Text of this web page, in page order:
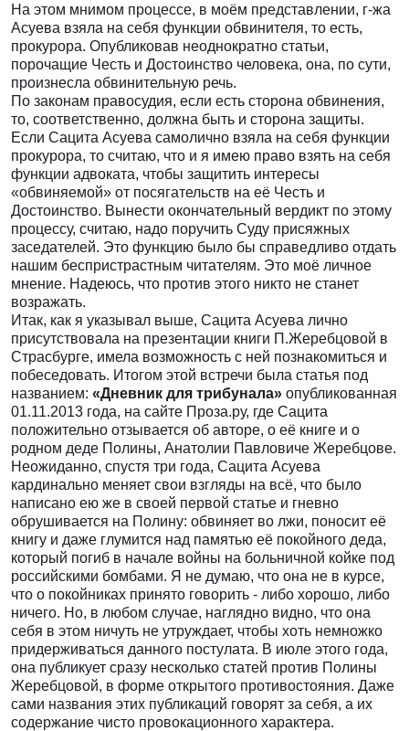
На этом мнимом процессе, в моём представлении, г-жа
Асуева взяла на себя функции обвинителя, то есть,
прокурора. Опубликовав неоднократно статьи,
порочащие Честь и Достоинство человека, она, по сути,
произнесла обвинительную речь.
По законам правосудия, если есть сторона обвинения,
то, соответственно, должна быть и сторона защиты.
Если Сацита Асуева самолично взяла на себя функции
прокурора, то считаю, что и я имею право взять на себя
функции адвоката, чтобы защитить интересы
«обвиняемой» от посягательств на её Честь и
Достоинство. Вынести окончательный вердикт по этому
процессу, считаю, надо поручить Суду присяжных
заседателей. Это функцию было бы справедливо отдать
нашим беспристрастным читателям. Это моё личное
мнение. Надеюсь, что против этого никто не станет
возражать.
Итак, как я указывал выше, Сацита Асуева лично
присутствовала на презентации книги П.Жеребцовой в
Страсбурге, имела возможность с ней познакомиться и
побеседовать. Итогом этой встречи была статья под
названием: «Дневник для трибунала» опубликованная
01.11.2013 года, на сайте Проза.ру, где Сацита
положительно отзывается об авторе, о её книге и о
родном деде Полины, Анатолии Павловиче Жеребцове.
Неожиданно, спустя три года, Сацита Асуева
кардинально меняет свои взгляды на всё, что было
написано ею же в своей первой статье и гневно
обрушивается на Полину: обвиняет во лжи, поносит её
книгу и даже глумится над памятью её покойного деда,
который погиб в начале войны на больничной койке под
российскими бомбами. Я не думаю, что она не в курсе,
что о покойниках принято говорить - либо хорошо, либо
ничего. Но, в любом случае, наглядно видно, что она
себя в этом ничуть не утруждает, чтобы хоть немножко
придерживаться данного постулата. В июле этого года,
она публикует сразу несколько статей против Полины
Жеребцовой, в форме открытого противостояния. Даже
сами названия этих публикаций говорят за себя, а их
содержание чисто провокационного характера.